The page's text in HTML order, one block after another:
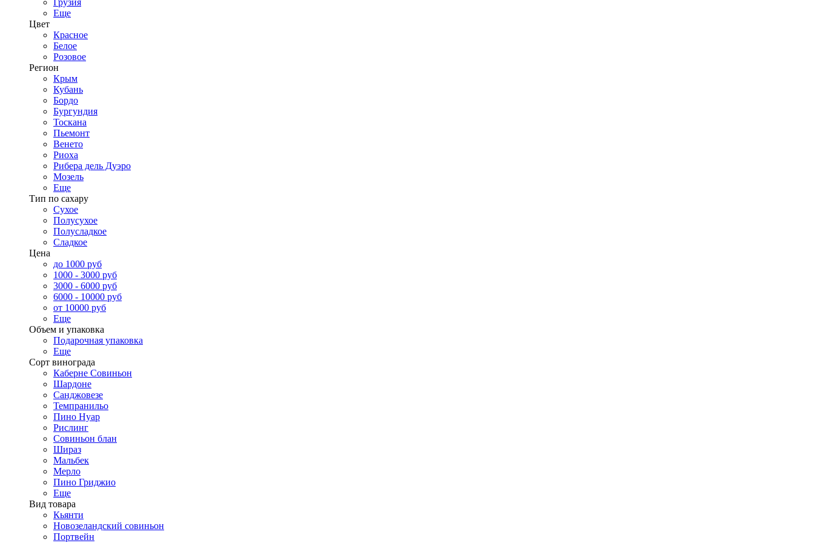
Грузия
Еще
Цвет
Красное
Белое
Розовое
Регион
Крым
Кубань
Бордо
Бургундия
Тоскана
Пьемонт
Венето
Риоха
Рибера дель Дуэро
Мозель
Еще
Тип по сахару
Сухое
Полусухое
Полусладкое
Сладкое
Цена
до 1000 руб
1000 - 3000 руб
3000 - 6000 руб
6000 - 10000 руб
от 10000 руб
Еще
Объем и упаковка
Подарочная упаковка
Еще
Сорт винограда
Каберне Совиньон
Шардоне
Санджовезе
Темпранильо
Пино Нуар
Рислинг
Совиньон блан
Шираз
Мальбек
Мерло
Пино Гриджио
Еще
Вид товара
Кьянти
Новозеландский совиньон
Портвейн